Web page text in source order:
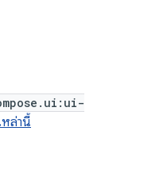
หล่านี้